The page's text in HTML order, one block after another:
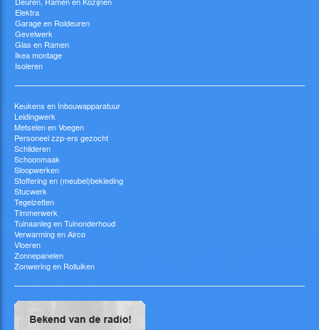
Elektra
Garage en Roldeuren
Gevelwerk
Glas en Ramen
Ikea montage
Isoleren
Keukens en Inbouwapparatuur
Leidingwerk
Metselen en Voegen
Personeel zzp-ers gezocht
Schilderen
Schoonmaak
Sloopwerken
Stoffering en (meubel)bekleding
Stucwerk
Tegelzetten
Timmerwerk
Tuinaanleg en Tuinonderhoud
Verwarming en Airco
Vloeren
Zonnepanelen
Zonwering en Rolluiken